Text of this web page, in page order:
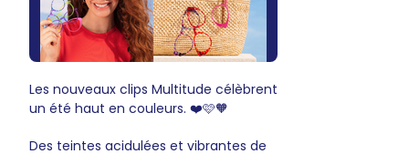
Les nouveaux clips Multitude célèbrent
un été haut en couleurs. ❤️🩷🧡
Des teintes acidulées et vibrantes de